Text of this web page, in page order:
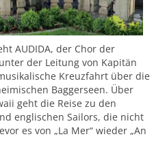
AUDIDA, der Chor der
der Leitung von Kapitän
Kreuzfahrt über die
Baggerseen. Über
geht die Reise zu den
englischen Sailors, die nicht
es von „La Mer“ wieder „An